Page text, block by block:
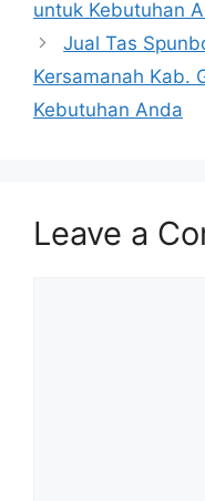
untuk Kebutuhan
Jual Tas
Kersamanah Kab.
Kebutuhan Anda
Leave a